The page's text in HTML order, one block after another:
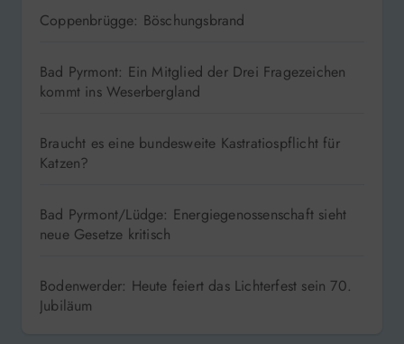
Coppenbrügge: Böschungsbrand
Bad Pyrmont: Ein Mitglied der Drei Fragezeichen
kommt ins Weserbergland
Braucht es eine bundesweite Kastratiospflicht für
Katzen?
Bad Pyrmont/Lüdge: Energiegenossenschaft sieht
neue Gesetze kritisch
Bodenwerder: Heute feiert das Lichterfest sein 70.
Jubiläum